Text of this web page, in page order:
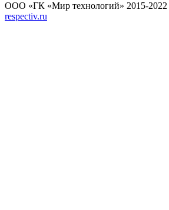
ООО «ГК «Мир технологий» 2015-2022
respectiv.ru